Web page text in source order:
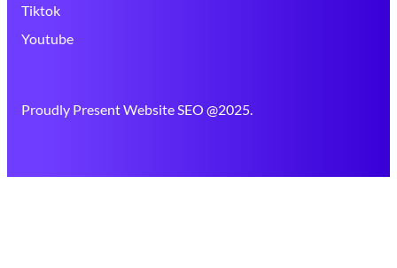
Tiktok
Youtube
Proudly Present Website SEO @2025.